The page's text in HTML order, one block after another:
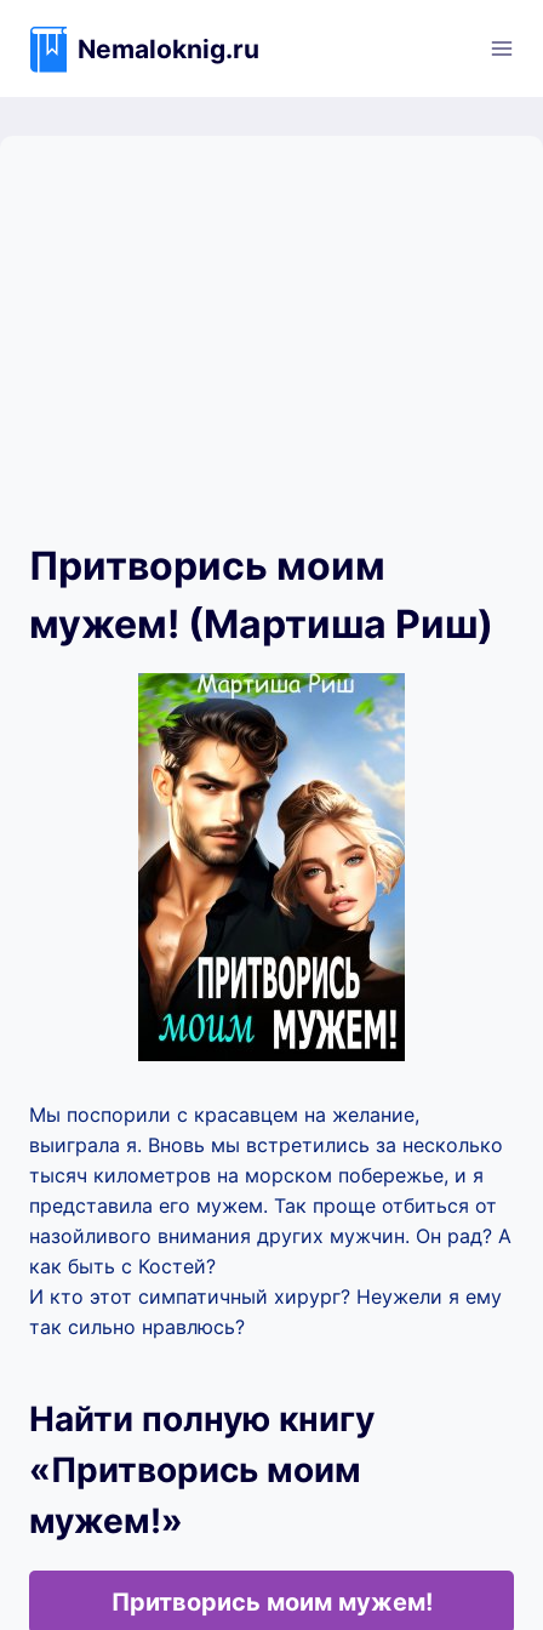
содержимому
Nemaloknig.ru
Притворись моим
мужем! (Мартиша Риш)
Мы поспорили с красавцем на желание,
выиграла я. Вновь мы встретились за несколько
тысяч километров на морском побережье, и я
представила его мужем. Так проще отбиться от
назойливого внимания других мужчин. Он рад? А
как быть с Костей?
И кто этот симпатичный хирург? Неужели я ему
так сильно нравлюсь?
Найти полную книгу
«Притворись моим
мужем!»
Притворись моим мужем!